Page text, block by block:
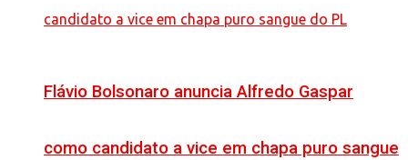
Flávio Bolsonaro anuncia Alfredo Gaspar
como candidato a vice em chapa puro sangue